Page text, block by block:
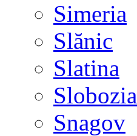
Simeria
Slănic
Slatina
Slobozia
Snagov